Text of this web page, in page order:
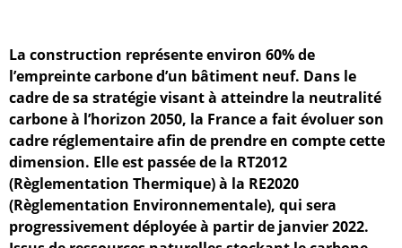
La construction représente environ 60% de
l’empreinte carbone d’un bâtiment neuf. Dans le
cadre de sa stratégie visant à atteindre la neutralité
carbone à l’horizon 2050, la France a fait évoluer son
cadre réglementaire afin de prendre en compte cette
dimension. Elle est passée de la RT2012
(Règlementation Thermique) à la RE2020
(Règlementation Environnementale), qui sera
progressivement déployée à partir de janvier 2022.